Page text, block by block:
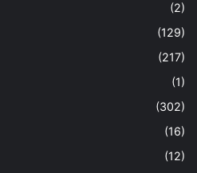
(2)
(129)
(217)
(1)
(302)
(16)
(12)